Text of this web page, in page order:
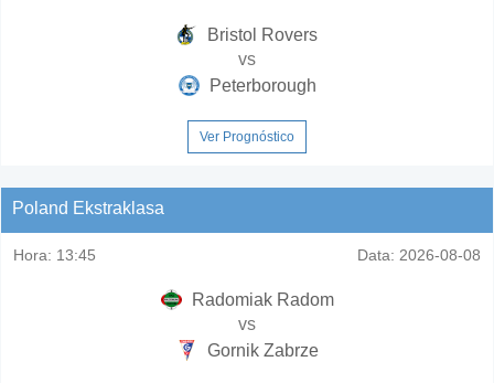
Bristol Rovers
vs
Peterborough
Ver Prognóstico
Poland Ekstraklasa
Hora: 13:45 Data: 2026-08-08
Radomiak Radom
vs
Gornik Zabrze